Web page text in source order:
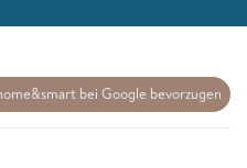
bei Google bevorzugen